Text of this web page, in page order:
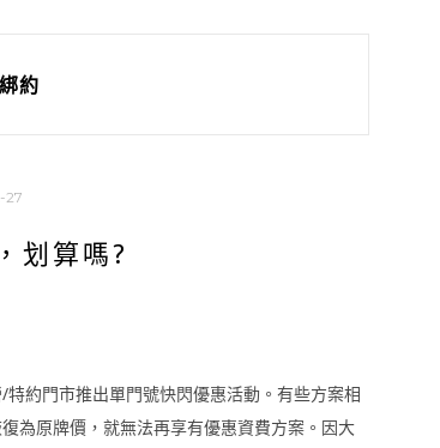
約
27
划算嗎?
約門市推出單門號快閃優惠活動。有些方案相
為原牌價，就無法再享有優惠資費方案。因大